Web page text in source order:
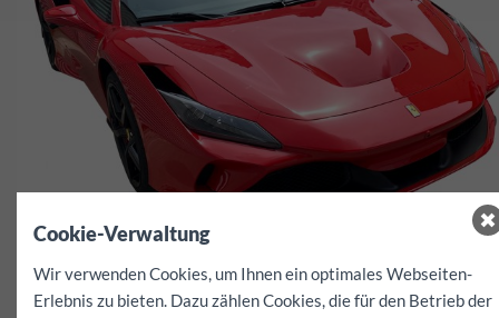
Cookie-Verwaltung
Wir verwenden Cookies, um Ihnen ein optimales Webseiten-
Erlebnis zu bieten. Dazu zählen Cookies, die für den Betrieb der